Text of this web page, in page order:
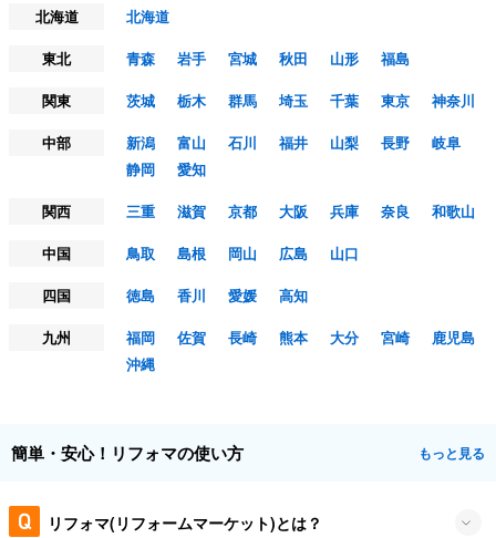
北海道
北海道
東北
青森 岩手 宮城 秋田 山形
福島
関東
茨城 栃木 群馬 埼玉 千葉 東京
神奈川
中部
新潟 富山 石川 福井 山梨 長野
岐阜
静岡
愛知
関西
三重 滋賀 京都 大阪 兵庫 奈良
和歌山
中国
鳥取 島根 岡山 広島
山口
四国
徳島 香川 愛媛
高知
九州
福岡 佐賀 長崎 熊本 大分 宮崎
鹿児島
沖縄
簡単・安心！リフォマの使い方 もっと見る
リフォマ(リフォームマーケット)とは？